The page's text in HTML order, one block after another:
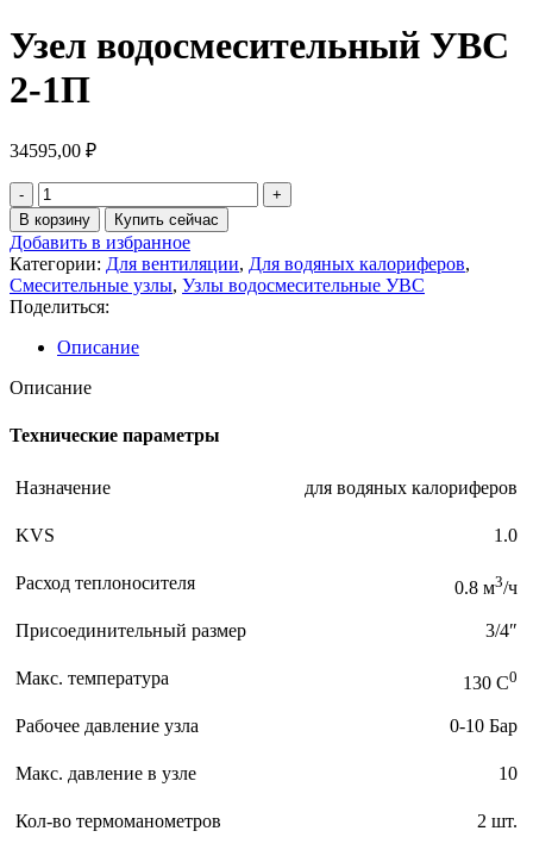
Узел водосмесительный УВС
2-1П
34595,00 ₽
В корзину Купить сейчас
Добавить в избранное
Категории: Для вентиляции, Для водяных калориферов,
Смесительные узлы, Узлы водосмесительные УВС
Поделиться:
Описание
Описание
Технические параметры
Назначение для водяных калориферов
KVS 1.0
Расход теплоносителя 0.8 м3/ч
Присоединительный размер 3/4″
Макс. температура 130 C0
Рабочее давление узла 0-10 Бар
Макс. давление в узле 10
Кол-во термоманометров 2 шт.